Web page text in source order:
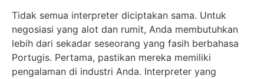
Tidak semua interpreter diciptakan sama. Untuk
negosiasi yang alot dan rumit, Anda membutuhkan
lebih dari sekadar seseorang yang fasih berbahasa
Portugis. Pertama, pastikan mereka memiliki
pengalaman di industri Anda. Interpreter yang